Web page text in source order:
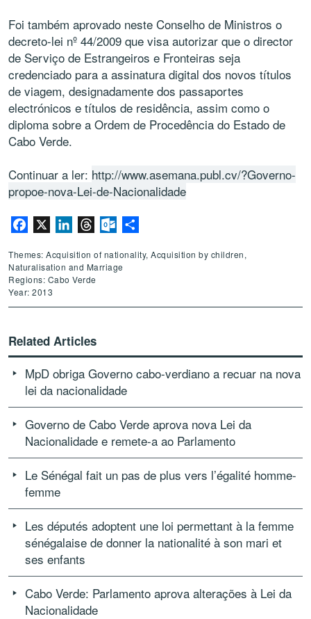
Foi também aprovado neste Conselho de Ministros o
decreto-lei nº 44/2009 que visa autorizar que o director
de Serviço de Estrangeiros e Fronteiras seja
credenciado para a assinatura digital dos novos títulos
de viagem, designadamente dos passaportes
electrónicos e títulos de residência, assim como o
diploma sobre a Ordem de Procedência do Estado de
Cabo Verde.
Continuar a ler: http://www.asemana.publ.cv/?Governo-
propoe-nova-Lei-de-Nacionalidade
Facebook LinkedInThreadsOutlook.com
Themes: Acquisition of nationality, Acquisition by children,
Naturalisation and Marriage
Regions: Cabo Verde
Year: 2013
Related Articles
MpD obriga Governo cabo-verdiano a recuar na nova
lei da nacionalidade
Governo de Cabo Verde aprova nova Lei da
Nacionalidade e remete-a ao Parlamento
Le Sénégal fait un pas de plus vers l’égalité homme-
femme
Les députés adoptent une loi permettant à la femme
sénégalaise de donner la nationalité à son mari et
ses enfants
Cabo Verde: Parlamento aprova alterações à Lei da
Nacionalidade